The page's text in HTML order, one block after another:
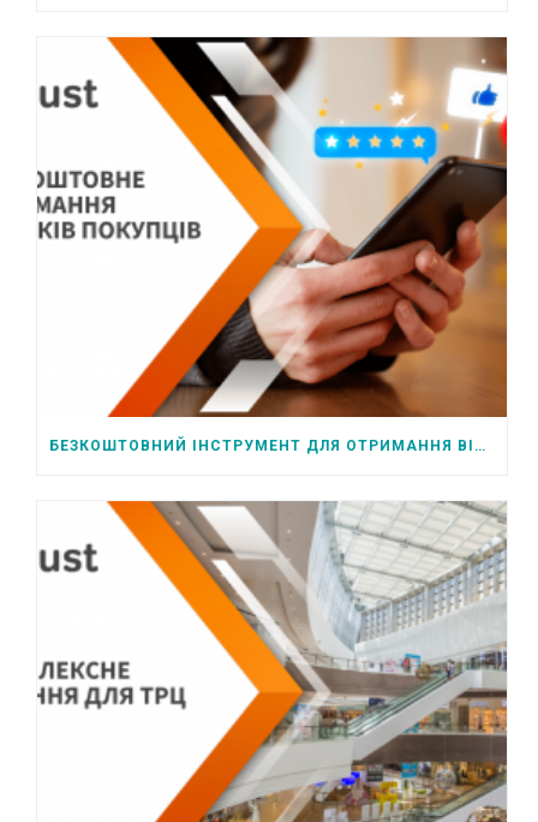
БЕЗКОШТОВНИЙ ІНСТРУМЕНТ ДЛЯ ОТРИМАННЯ ВІДГУКІВ ПОКУПЦІВ